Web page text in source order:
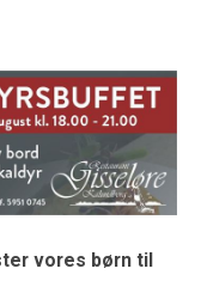
vores børn til